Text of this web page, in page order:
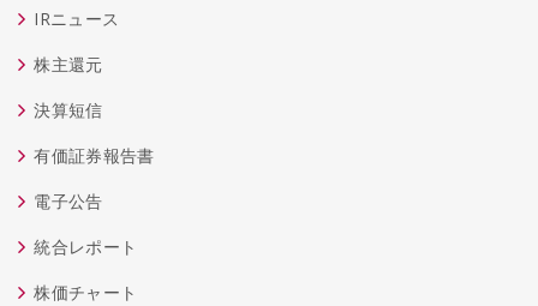
IRニュース
株主還元
決算短信
有価証券報告書
電子公告
統合レポート
株価チャート